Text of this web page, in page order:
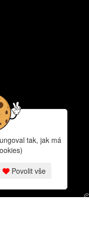
tak, jak má
Povolit vše